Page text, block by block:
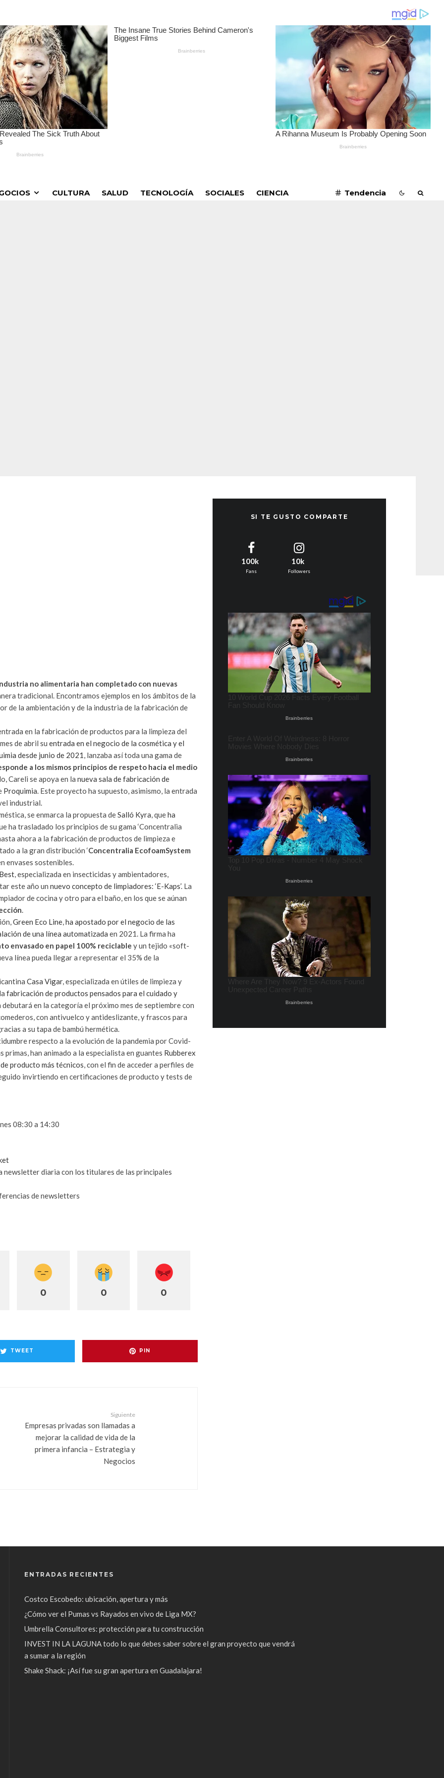
CULTURA SALUD TECNOLOGÍA SOCIALES CIENCIA Tendencia
no alimentaria han completado con nuevas
tradicional. Encontramos ejemplos en los ámbitos de la
de la ambientación y de la industria de la fabricación de
en la fabricación de productos para la limpieza del
de abril su entrada en el negocio de la cosmética y el
desde junio de 2021, lanzaba así toda una gama de
a los mismos principios de respeto hacia el medio
Careli se apoya en la nueva sala de fabricación de
Proquimia. Este proyecto ha supuesto, asimismo, la entrada
industrial.
se enmarca la propuesta deSalló Kyra, queha
ha trasladado los principios de su gama ‘Concentralia
ahora a la fabricación de productos de limpieza e
a la gran distribución ‘Concentralia EcofoamSystem
envases sostenibles.
, especializada en insecticidas y ambientadores,
este año un nuevo concepto de limpiadores: ‘E-Kaps’. La
de cocina y otro para el baño, en los que se aúnan
.
Green Eco Line,ha apostado por el negocio de las
de una línea automatizada en 2021. La firma ha
envasado en papel 100% reciclable y un tejido «soft-
línea pueda llegar a representar el 35% de la
Casa Vigar, especializada en útiles de limpieza y
fabricación de productos pensados para el cuidado y
debutará en la categoría el próximo mes de septiembre con
con antivuelco y antideslizante, y frascos para
a su tapa de bambú hermética.
respecto a la evolución de la pandemia por Covid-
han animado a la especialista en guantes Rubberex
producto más técnicos, con el fin de acceder a perfiles de
invirtiendo en certificaciones de producto y tests de
08:30 a 14:30
diaria con los titulares de las principales
de newsletters
0 0 0
TWEET PIN
Siguiente
Empresas privadas son llamadas a
mejorar la calidad de vida de la
primera infancia – Estrategia y
Negocios
SI TE GUSTO COMPARTE
100k
Fans
10k
Followers
ENTRADAS RECIENTES
Costco Escobedo: ubicación, apertura y más
¿Cómo ver el Pumas vs Rayados en vivo de Liga MX?
Umbrella Consultores: protección para tu construcción
INVEST IN LA LAGUNA todo lo que debes saber sobre el gran proyecto que vendrá
a sumar a la región
Shake Shack: ¡Así fue su gran apertura en Guadalajara!